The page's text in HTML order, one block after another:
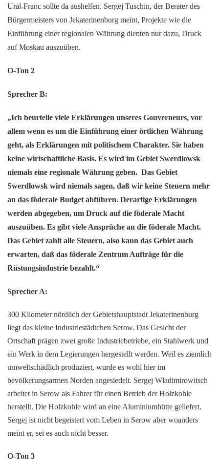
Ural-Franc sollte da aushelfen. Sergej Tuschin, der Berater des
Bürgermeisters von Jekaterinenburg meint, Projekte wie die
Einführung einer regionalen Währung dienten nur dazu, Druck
auf Moskau auszuüben.
O-Ton 2
Sprecher B:
„Ich beurteile viele Erklärungen unseres Gouverneurs, vor
allem wenn es um die Einführung einer örtlichen Währung
geht, als Erklärungen mit politischem Charakter. Sie haben
keine wirtschaftliche Basis. Es wird im Gebiet Swerdlowsk
niemals eine regionale Währung geben. Das Gebiet
Swerdlowsk wird niemals sagen, daß wir keine Steuern mehr
an das föderale Budget abführen. Derartige Erklärungen
werden abgegeben, um Druck auf die föderale Macht
auszuüben. Es gibt viele Ansprüche an die föderale Macht.
Das Gebiet zahlt alle Steuern, also kann das Gebiet auch
erwarten, daß das föderale Zentrum Aufträge für die
Rüstungsindustrie bezahlt.“
Sprecher A:
300 Kilometer nördlich der Gebietshauptstadt Jekaterinenburg
liegt das kleine Industriestädtchen Serow. Das Gesicht der
Ortschaft prägen zwei große Industriebetriebe, ein Stahlwerk und
ein Werk in dem Legierungen hergestellt werden. Weil es ziemlich
umweltschädlich produziert, wurde es wohl hier im
bevölkerungsarmen Norden angesiedelt. Sergej Wladimirowitsch
arbeitet in Serow als Fahrer für einen Betrieb der Holzkohle
herstellt. Die Holzkohle wird an eine Aluminiumhütte geliefert.
Sergej ist nicht begeistert vom Leben in Serow aber woanders
meint er, sei es auch nicht besser.
O-Ton 3